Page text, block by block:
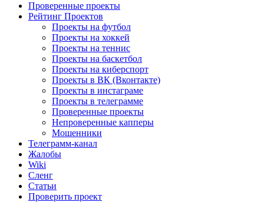
Проверенные проекты
Рейтинг Проектов
Проекты на футбол
Проекты на хоккей
Проекты на теннис
Проекты на баскетбол
Проекты на киберспорт
Проекты в ВК (Вконтакте)
Проекты в инстаграме
Проекты в телеграмме
Проверенные проекты
Непроверенные капперы
Мошенники
Телеграмм-канал
Жалобы
Wiki
Сленг
Статьи
Проверить проект